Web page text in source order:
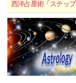
西洋占星術「ステッ